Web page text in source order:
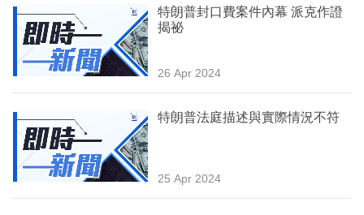
場
生
時
事
特朗普封口費案件內幕 派克作證
揭祕
26 Apr 2024
特朗普法庭描述與實際情況不符
25 Apr 2024